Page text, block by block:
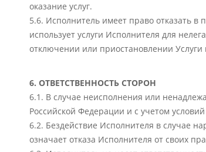
оказание услуг.
5.6. Исполнитель имеет право отказать в
использует услуги Исполнителя для
отключении или приостановлении
6. ОТВЕТСТВЕННОСТЬ СТОРОН
6.1. В случае неисполнения или
Российской Федерации и с учетом
6.2. Бездействие Исполнителя в случае
означает отказа Исполнителя от своих